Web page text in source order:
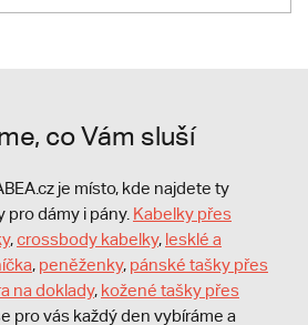
co Vám sluší
je místo, kde najdete ty
dámy i pány. Kabelky přes
,crossbody kabelky, lesklé a
, peněženky, pánské tašky přes
na doklady, kožené tašky přes
pro vás každý den vybíráme a